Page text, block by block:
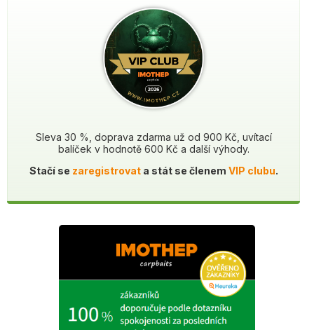
Sleva 30 %, doprava zdarma už od 900 Kč, uvítací
balíček v hodnotě 600 Kč a další výhody.
Stačí se zaregistrovata stát se členem VIP clubu.